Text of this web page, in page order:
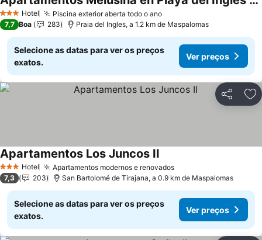
3 EstrelasHotel Piscina exterior aberta todo o anoVer preços
Ver preços
7,7 Boa 283 Praia del Ingles, a 1.2 km de Maspalomas
Selecione as datas para ver os preços
exatos.
Ver preços
Partilhar
3 EstrelasHotel Apartamentos modernos e renovadosVer preços
Apartamentos Los Juncos II
7,3 203 San Bartolomé de Tirajana, a 0.9 km de Maspalomas
Selecione as datas para ver os preços
exatos.
Ver preços